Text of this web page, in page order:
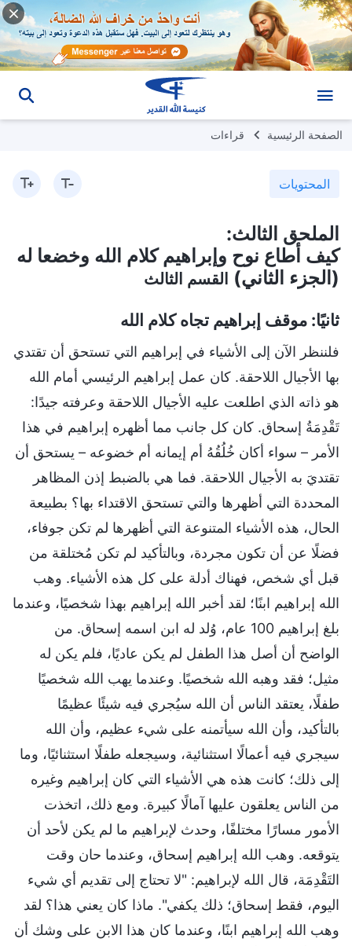
الصفحة الرئيسية قراءات
المحتويات
الملحق الثالث:
كيف أطاع نوح وإبراهيم كلام الله وخضعا له
(الجزء الثاني) القسم الثالث
ثانيًا: موقف إبراهيم تجاه كلام الله
فلننظر الآن إلى الأشياء في إبراهيم التي تستحق أن تقتدي
بها الأجيال اللاحقة. كان عمل إبراهيم الرئيسي أمام الله
هو ذاته الذي اطلعت عليه الأجيال اللاحقة وعرفته جيدًا:
تَقْدِمَةُ إسحاق. كان كل جانب مما أظهره إبراهيم في هذا
الأمر – سواء أكان خُلُقُهُ أم إيمانه أم خضوعه – يستحق أن
تقتديَ به الأجيال اللاحقة. فما هي بالضبط إذن المظاهر
المحددة التي أظهرها والتي تستحق الاقتداء بها؟ بطبيعة
الحال، هذه الأشياء المتنوعة التي أظهرها لم تكن جوفاء،
فضلًا عن أن تكون مجردة، وبالتأكيد لم تكن مُختلقة من
قبل أي شخص، فهناك أدلة على كل هذه الأشياء. وهب
الله إبراهيم ابنًا؛ لقد أخبر الله إبراهيم بهذا شخصيًا، وعندما
بلغ إبراهيم 100 عام، وُلد له ابن اسمه إسحاق. من
الواضح أن أصل هذا الطفل لم يكن عاديًا، فلم يكن له
مثيل؛ فقد وهبه الله شخصيًا. وعندما يهب الله شخصيًا
طفلًا، يعتقد الناس أن الله سيُجري فيه شيئًا عظيمًا
بالتأكيد، وأن الله سيأتمنه على شيء عظيم، وأن الله
سيجري فيه أعمالًا استثنائية، وسيجعله طفلًا استثنائيًا، وما
إلى ذلك؛ كانت هذه هي الأشياء التي كان إبراهيم وغيره
من الناس يعلقون عليها آمالًا كبيرة. ومع ذلك، اتخذت
الأمور مسارًا مختلفًا، وحدث لإبراهيم ما لم يكن لأحد أن
يتوقعه. وهب الله إبراهيم إسحاق، وعندما حان وقت
التَقْدِمَة، قال الله لإبراهيم: "لا تحتاج إلى تقديم أي شيء
اليوم، فقط إسحاق؛ ذلك يكفي". ماذا كان يعني هذا؟ لقد
وهب الله إبراهيم ابنًا، وعندما كان هذا الابن على وشك أن